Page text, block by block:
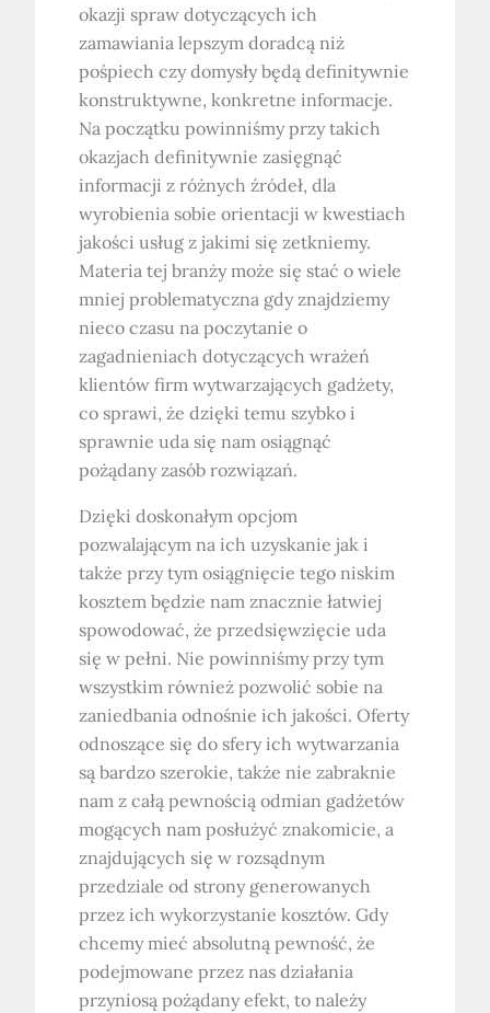
okazji spraw dotyczących ich
zamawiania lepszym doradcą niż
pośpiech czy domysły będą definitywnie
konstruktywne, konkretne informacje.
Na początku powinniśmy przy takich
okazjach definitywnie zasięgnąć
informacji z różnych źródeł, dla
wyrobienia sobie orientacji w kwestiach
jakości usług z jakimi się zetkniemy.
Materia tej branży może się stać o wiele
mniej problematyczna gdy znajdziemy
nieco czasu na poczytanie o
zagadnieniach dotyczących wrażeń
klientów firm wytwarzających gadżety,
co sprawi, że dzięki temu szybko i
sprawnie uda się nam osiągnąć
pożądany zasób rozwiązań.
Dzięki doskonałym opcjom
pozwalającym na ich uzyskanie jak i
także przy tym osiągnięcie tego niskim
kosztem będzie nam znacznie łatwiej
spowodować, że przedsięwzięcie uda
się w pełni. Nie powinniśmy przy tym
wszystkim również pozwolić sobie na
zaniedbania odnośnie ich jakości. Oferty
odnoszące się do sfery ich wytwarzania
są bardzo szerokie, także nie zabraknie
nam z całą pewnością odmian gadżetów
mogących nam posłużyć znakomicie, a
znajdujących się w rozsądnym
przedziale od strony generowanych
przez ich wykorzystanie kosztów. Gdy
chcemy mieć absolutną pewność, że
podejmowane przez nas działania
przyniosą pożądany efekt, to należy